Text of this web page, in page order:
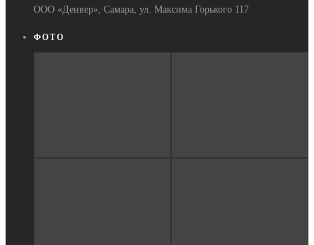
ООО «Денвер», Самара, ул. Максима Горького 117
ФОТО